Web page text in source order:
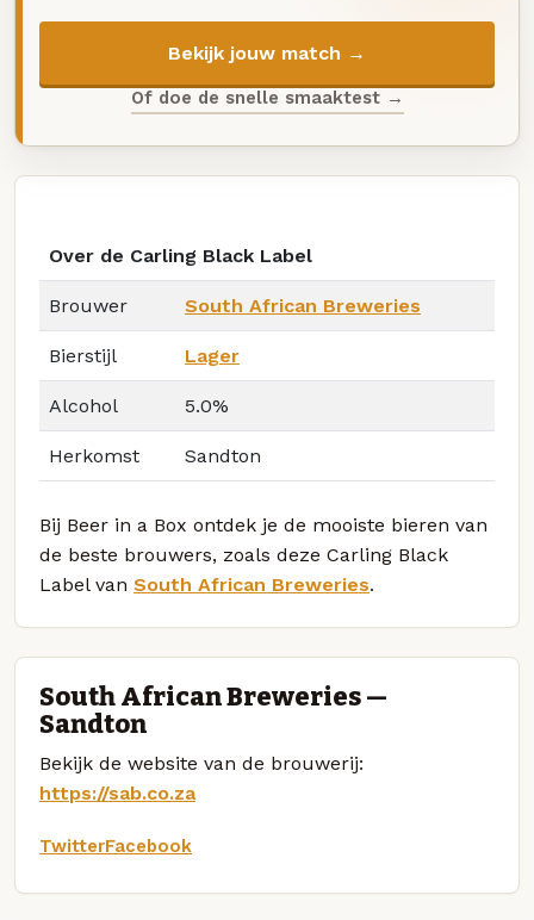
Bekijk jouw match →
Of doe de snelle smaaktest →
Over de Carling Black Label
Brouwer South African Breweries
Bierstijl Lager
Alcohol 5.0%
Herkomst Sandton
Bij Beer in a Box ontdek je de mooiste bieren van
de beste brouwers, zoals deze Carling Black
Label van South African Breweries.
South African Breweries —
Sandton
Bekijk de website van de brouwerij:
https://sab.co.za
TwitterFacebook